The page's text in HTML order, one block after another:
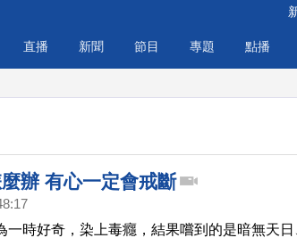
直播 新聞 節目 專題 點播
辦 有心一定會戒斷
一時好奇，染上毒癮，結果嚐到的是暗無天日